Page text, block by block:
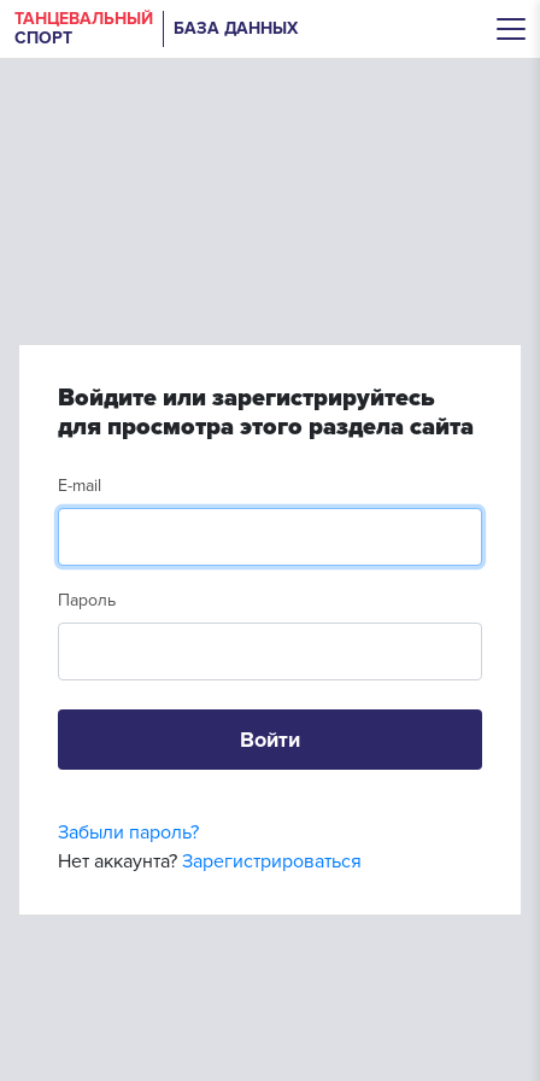
ТАНЦЕВАЛЬНЫЙ
СПОРТ
БАЗА ДАННЫХ
Войдите или зарегистрируйтесь
для просмотра этого раздела сайта
E-mail
Пароль
Войти
Забыли пароль?
Нет аккаунта? Зарегистрироваться